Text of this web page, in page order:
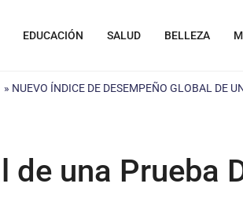
EDUCACIÓN SALUD BELLEZA
» NUEVO ÍNDICE DE DESEMPEÑO GLOBAL DE
una Prueba